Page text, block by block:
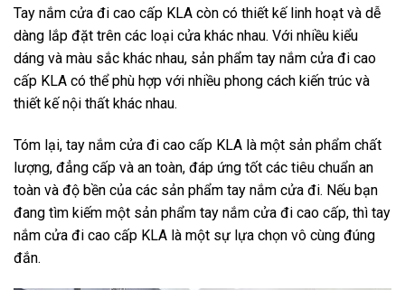
Tay nắm cửa đi cao cấp KLA còn có thiết kế linh hoạt và dễ
dàng lắp đặt trên các loại cửa khác nhau. Với nhiều kiểu
dáng và màu sắc khác nhau, sản phẩm tay nắm cửa đi cao
cấp KLA có thể phù hợp với nhiều phong cách kiến trúc và
thiết kế nội thất khác nhau.
Tóm lại, tay nắm cửa đi cao cấp KLA là một sản phẩm chất
lượng, đẳng cấp và an toàn, đáp ứng tốt các tiêu chuẩn an
toàn và độ bền của các sản phẩm tay nắm cửa đi. Nếu bạn
đang tìm kiếm một sản phẩm tay nắm cửa đi cao cấp, thì tay
nắm cửa đi cao cấp KLA là một sự lựa chọn vô cùng đúng
đắn.